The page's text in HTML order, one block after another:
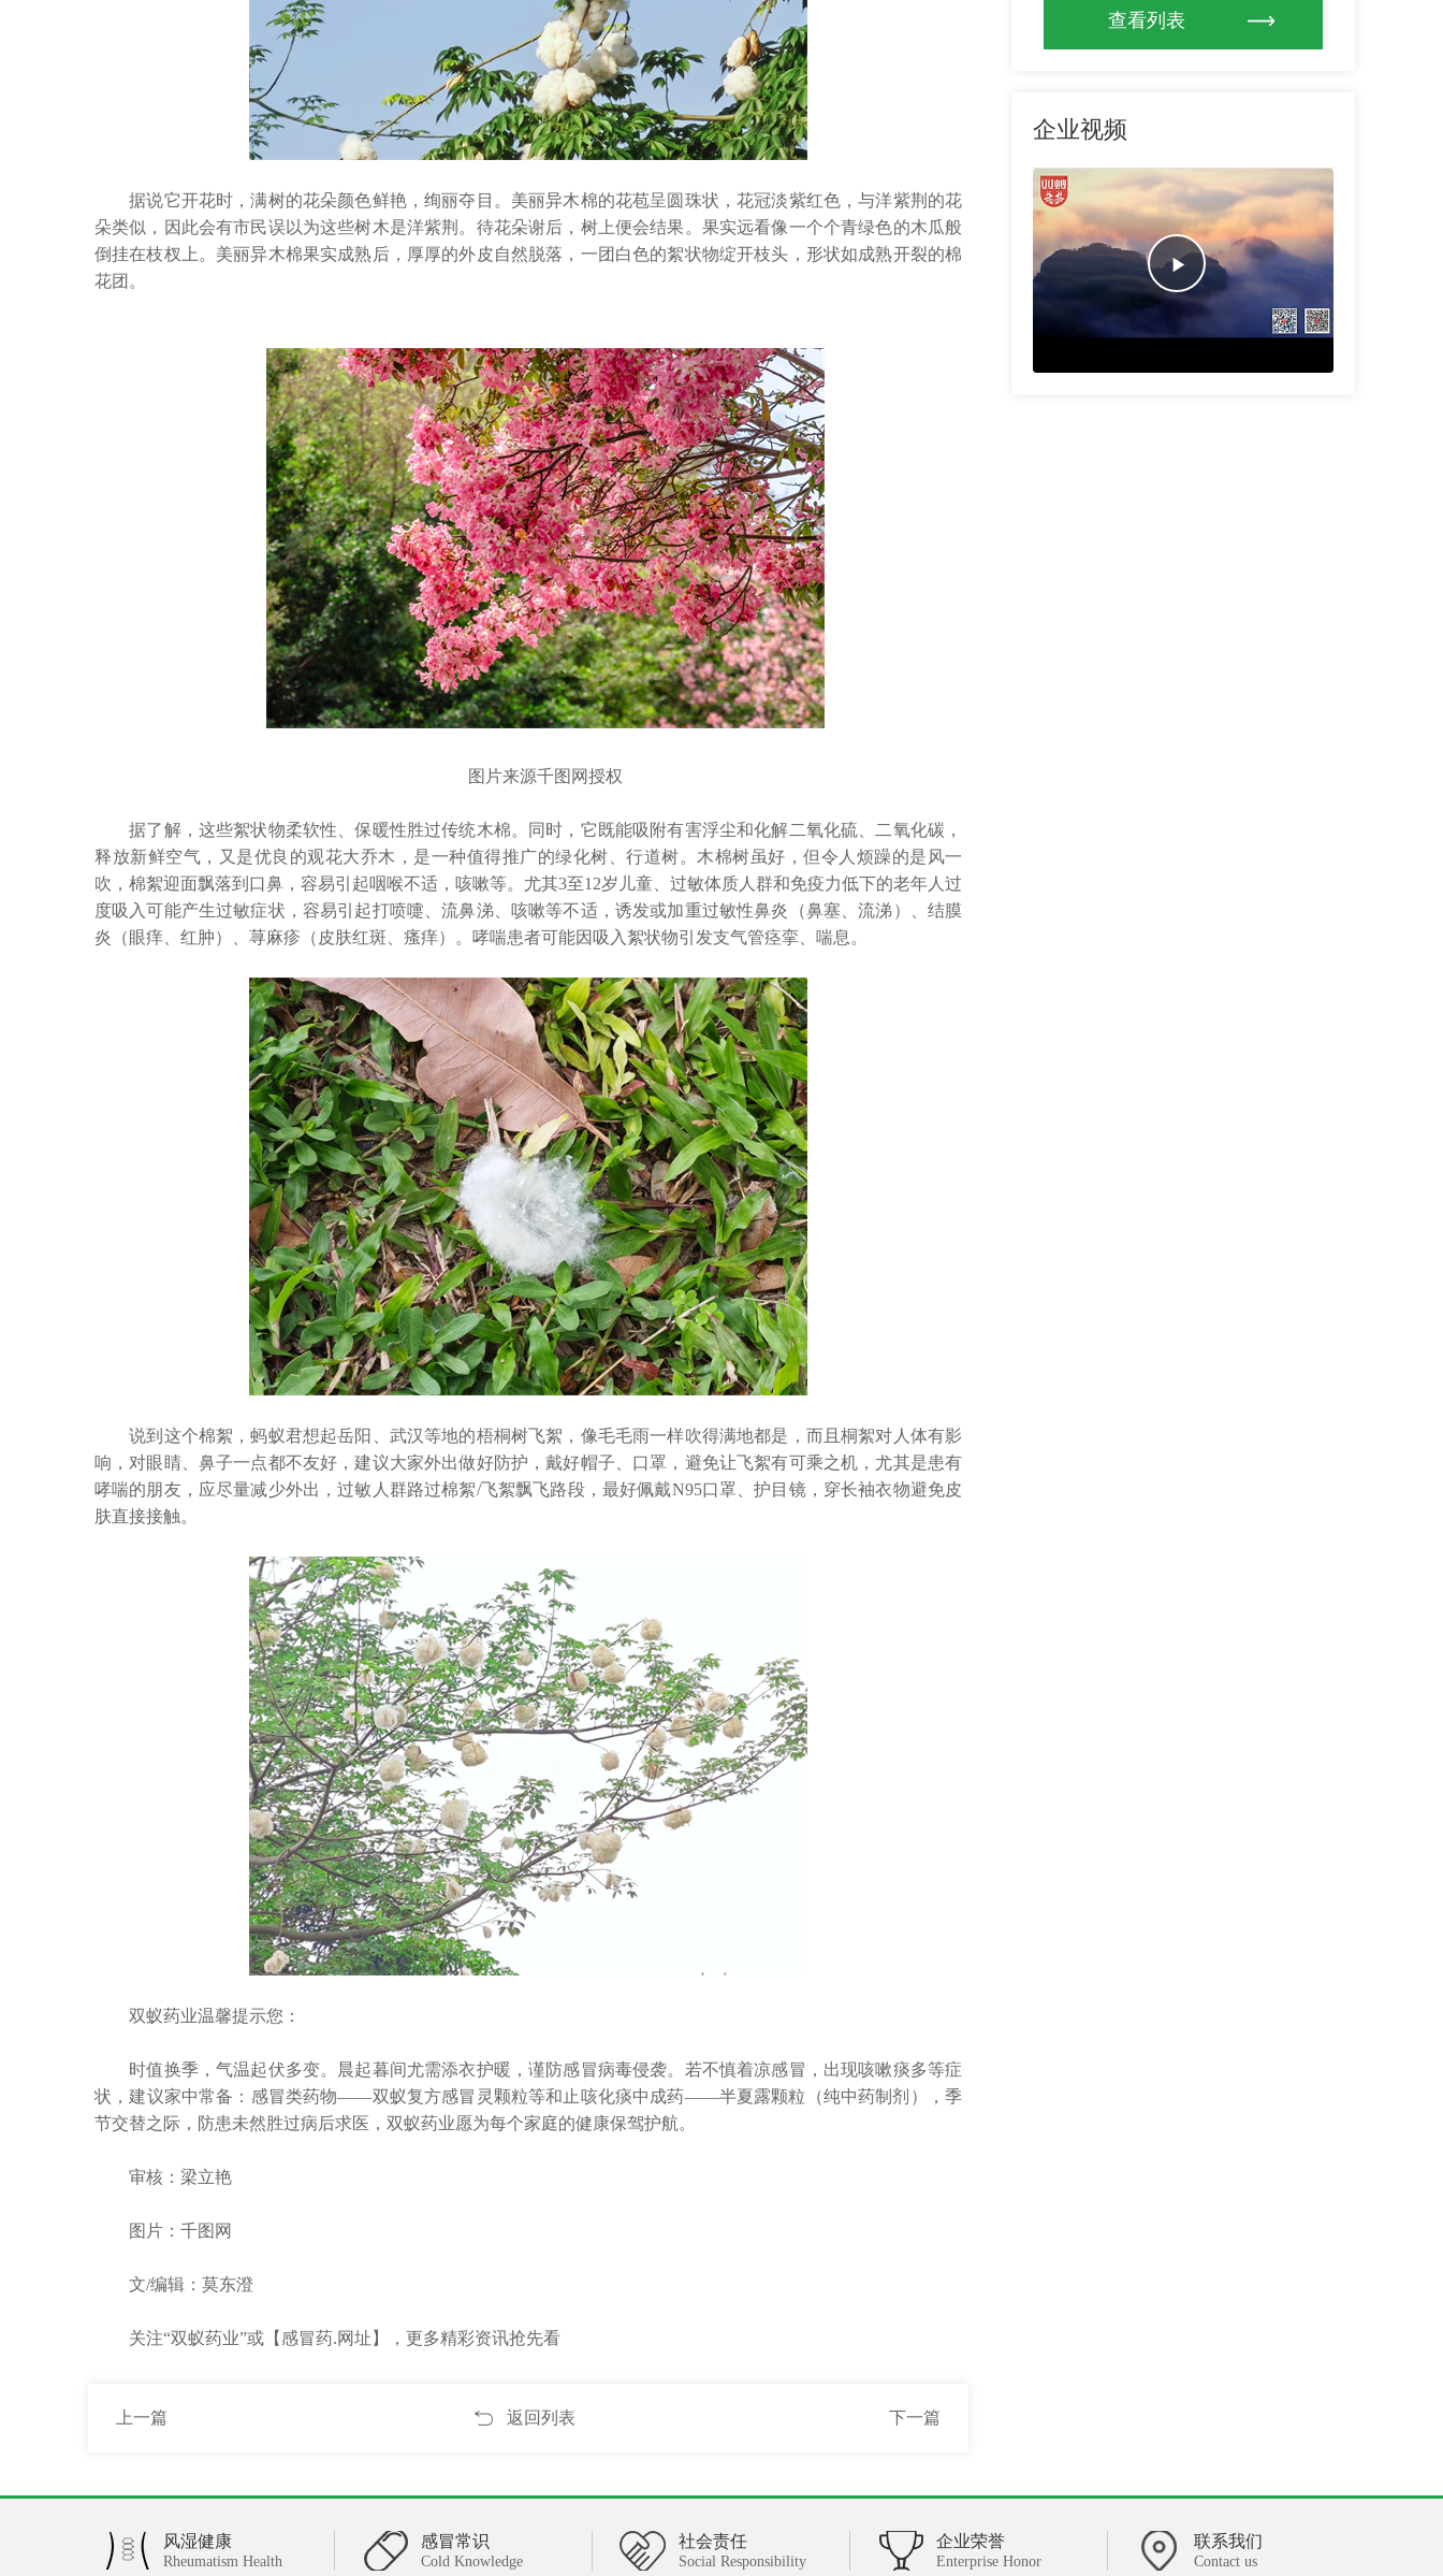
据说它开花时，满树的花朵颜色鲜艳，绚丽夺目。美丽异木棉的花苞呈圆珠状，花冠淡紫红色，与洋紫荆的花
朵类似，因此会有市民误以为这些树木是洋紫荆。待花朵谢后，树上便会结果。果实远看像一个个青绿色的木瓜般
倒挂在枝杈上。美丽异木棉果实成熟后，厚厚的外皮自然脱落，一团白色的絮状物绽开枝头，形状如成熟开裂的棉
花团。
图片来源千图网授权
据了解，这些絮状物柔软性、保暖性胜过传统木棉。同时，它既能吸附有害浮尘和化解二氧化硫、二氧化碳，
释放新鲜空气，又是优良的观花大乔木，是一种值得推广的绿化树、行道树。木棉树虽好，但令人烦躁的是风一
吹，棉絮迎面飘落到口鼻，容易引起咽喉不适，咳嗽等。尤其3至12岁儿童、过敏体质人群和免疫力低下的老年人过
度吸入可能产生过敏症状，容易引起打喷嚏、流鼻涕、咳嗽等不适，诱发或加重过敏性鼻炎（鼻塞、流涕）、结膜
炎（眼痒、红肿）、荨麻疹（皮肤红斑、瘙痒）。哮喘患者可能因吸入絮状物引发支气管痉挛、喘息。
说到这个棉絮，蚂蚁君想起岳阳、武汉等地的梧桐树飞絮，像毛毛雨一样吹得满地都是，而且桐絮对人体有影
响，对眼睛、鼻子一点都不友好，建议大家外出做好防护，戴好帽子、口罩，避免让飞絮有可乘之机，尤其是患有
哮喘的朋友，应尽量减少外出，过敏人群路过棉絮/飞絮飘飞路段，最好佩戴N95口罩、护目镜，穿长袖衣物避免皮
肤直接接触。
双蚁药业温馨提示您：
时值换季，气温起伏多变。晨起暮间尤需添衣护暖，谨防感冒病毒侵袭。若不慎着凉感冒，出现咳嗽痰多等症
状，建议家中常备：感冒类药物——双蚁复方感冒灵颗粒等和止咳化痰中成药——半夏露颗粒（纯中药制剂），季
节交替之际，防患未然胜过病后求医，双蚁药业愿为每个家庭的健康保驾护航。
审核：梁立艳
图片：千图网
文/编辑：莫东澄
关注“双蚁药业”或【感冒药.网址】，更多精彩资讯抢先看
上一篇 返回列表 下一篇
查看列表
企业视频
Play
风湿健康
Rheumatism Health
感冒常识
Cold Knowledge
社会责任
Social Responsibility
企业荣誉
Enterprise Honor
联系我们
Contact us